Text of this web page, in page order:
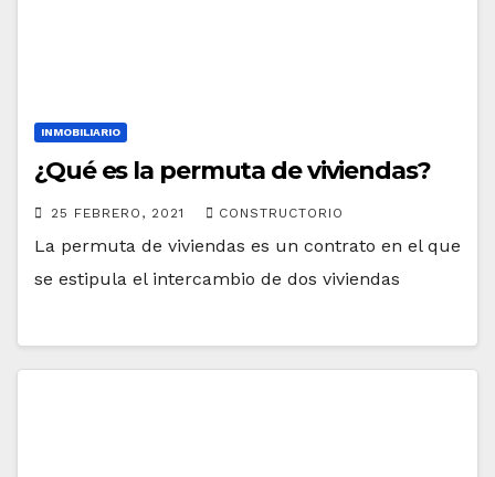
INMOBILIARIO
¿Qué es la permuta de viviendas?
25 FEBRERO, 2021 CONSTRUCTORIO
La permuta de viviendas es un contrato en el que
se estipula el intercambio de dos viviendas